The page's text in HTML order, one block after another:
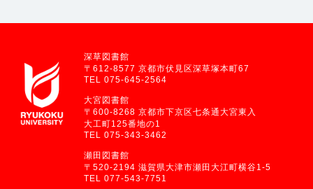
深草図書館
〒612-8577 京都市伏見区深草塚本町67
TEL 075-645-2564
大宮図書館
〒600-8268 京都市下京区七条通大宮東入
大工町125番地の1
TEL 075-343-3462
瀬田図書館
〒520-2194 滋賀県大津市瀬田大江町横谷1-5
TEL 077-543-7751